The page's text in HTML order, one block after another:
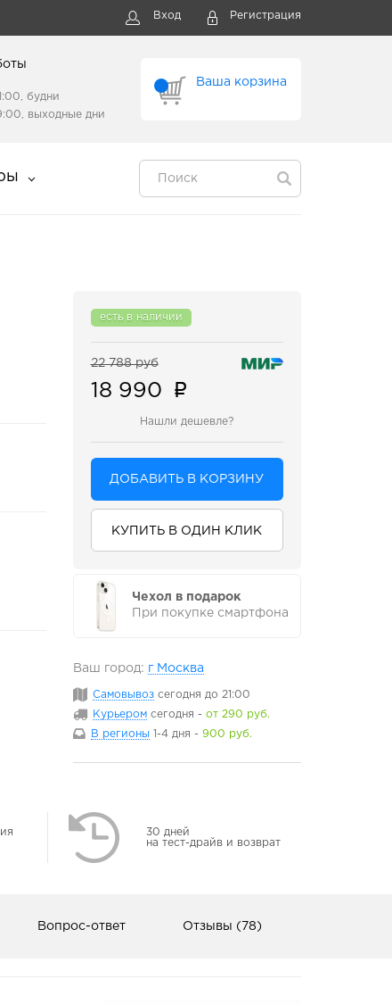
Вход Регистрация
Ваша корзина
будни
выходные дни
есть в наличии
22 788 руб
18 990
Нашли дешевле?
ДОБАВИТЬ В КОРЗИНУ
КУПИТЬ В ОДИН КЛИК
Чехол в подарок
При покупке смартфона
Ваш город: г Москва
Самовывоз сегодня до 21:00
Курьером сегодня - от 290 руб.
В регионы 1-4 дня - 900 руб.
30 дней
на тест-драйв и возврат
Вопрос-ответ Отзывы (78)